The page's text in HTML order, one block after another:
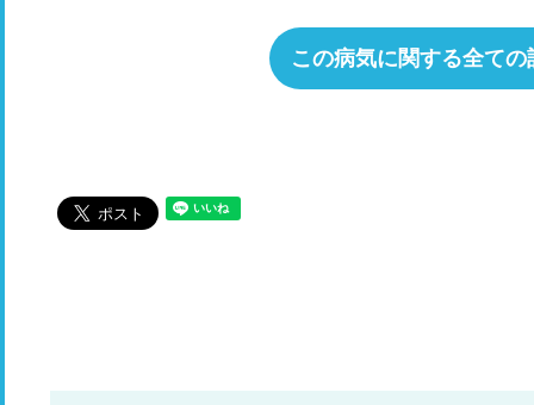
この病気に関する全て